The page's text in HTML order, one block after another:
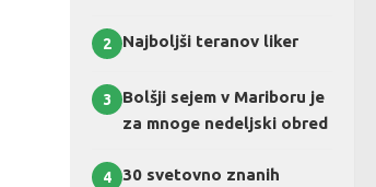
2 Najboljši teranov liker
3
Bolšji sejem v Mariboru je
za mnoge nedeljski obred
4
30 svetovno znanih